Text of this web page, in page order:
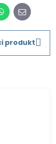
WhatsApp
E-
mail
produkt